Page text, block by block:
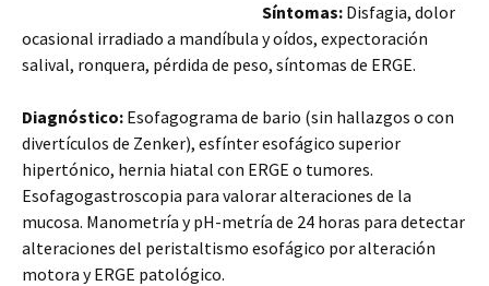
Síntomas: Disfagia, dolor
ocasional irradiado a mandíbula y oídos, expectoración
salival, ronquera, pérdida de peso, síntomas de ERGE.
Diagnóstico: Esofagograma de bario (sin hallazgos o con
divertículos de Zenker), esfínter esofágico superior
hipertónico, hernia hiatal con ERGE o tumores.
Esofagogastroscopia para valorar alteraciones de la
mucosa. Manometría y pH-metría de 24 horas para detectar
alteraciones del peristaltismo esofágico por alteración
motora y ERGE patológico.